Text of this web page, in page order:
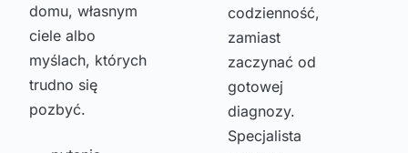
domu, własnym
ciele albo
myślach, których
trudno się
pozbyć.
codzienność,
zamiast
zaczynać od
gotowej
diagnozy.
Specjalista